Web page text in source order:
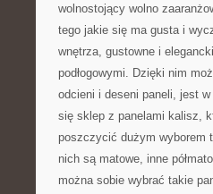
wolnostojący wolno
tego jakie się ma gusta i
wnętrza, gustowne i
podłogowymi. Dzięki nim
odcieni i deseni paneli, jest
się sklep z panelami kalisz,
poszczycić dużym wyborem
nich są matowe, inne
można sobie wybrać takie